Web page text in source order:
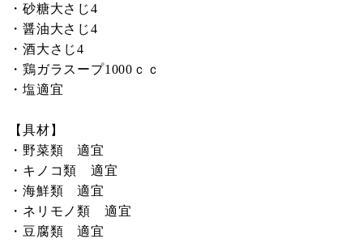
・砂糖大さじ4
・醤油大さじ4
・酒大さじ4
・鶏ガラスープ1000ｃｃ
・塩適宜
【具材】
・野菜類 適宜
・キノコ類 適宜
・海鮮類 適宜
・ネリモノ類 適宜
・豆腐類 適宜